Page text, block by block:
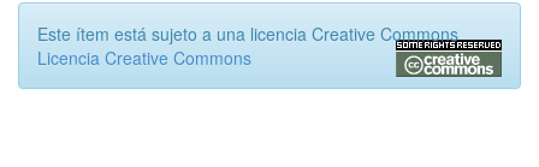
Este ítem está sujeto a una licencia Creative Commons
Licencia Creative Commons